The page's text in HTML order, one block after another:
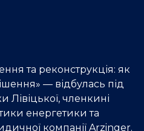
та реконструкція: як
— відбулась під
членкині
енергетики та
компанії Arzinger.